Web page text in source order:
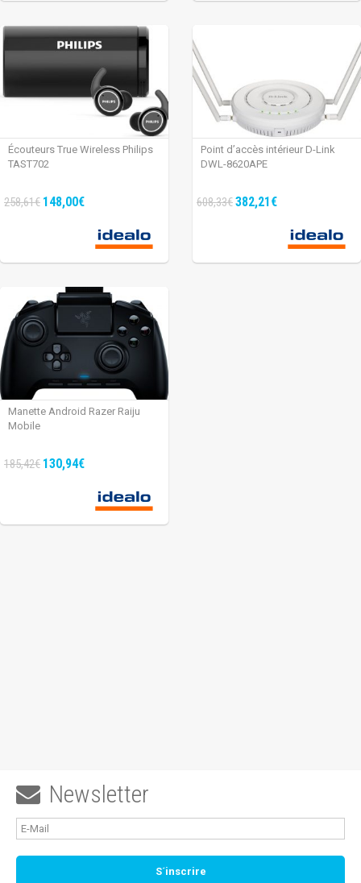
Écouteurs True Wireless Philips
TAST702
258,61€ 148,00€
Point d’accès intérieur D-Link
DWL-8620APE
608,33€382,21€
Manette Android Razer Raiju
Mobile
185,42€ 130,94€
 Newsletter